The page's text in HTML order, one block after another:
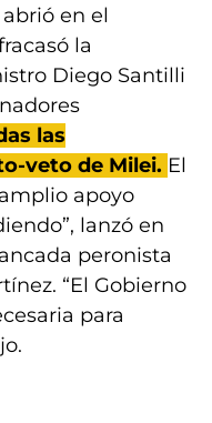
en el
la
Diego Santilli
las
veto de Milei. El
apoyo
lanzó en
peronista
“El Gobierno
para